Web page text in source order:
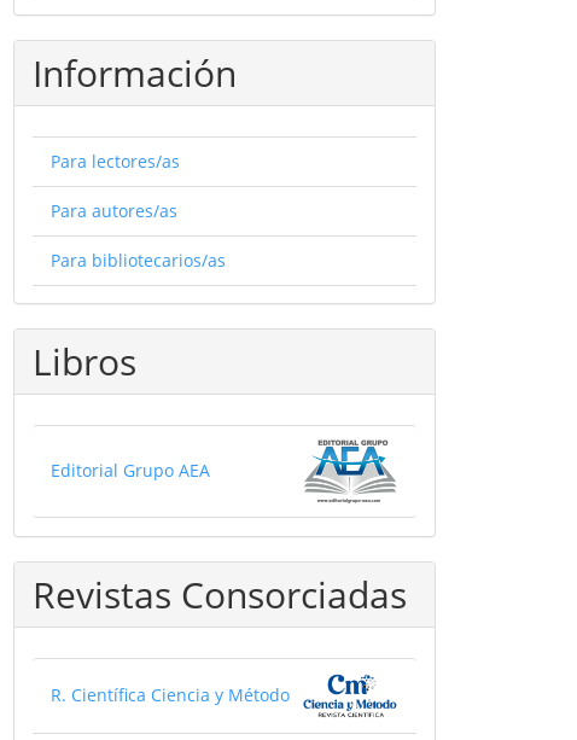
Información
Para lectores/as
Para autores/as
Para bibliotecarios/as
Libros
Editorial Grupo AEA
Revistas Consorciadas
R. Científica Ciencia y Método